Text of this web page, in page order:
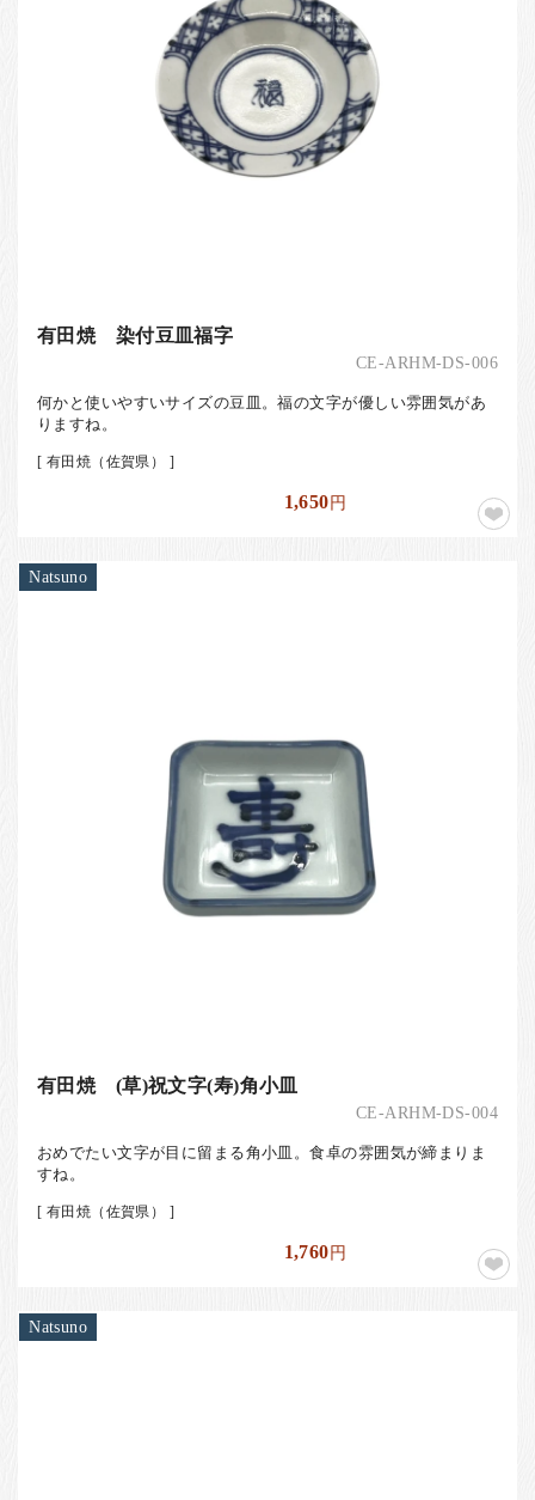
有田焼 染付豆皿福字
CE-ARHM-DS-006
何かと使いやすいサイズの豆皿。福の文字が優しい雰囲気があ
りますね。
[ 有田焼（佐賀県） ]
1,650円
Natsuno
有田焼 (草)祝文字(寿)角小皿
CE-ARHM-DS-004
おめでたい文字が目に留まる角小皿。食卓の雰囲気が締まりま
すね。
[ 有田焼（佐賀県） ]
1,760円
Natsuno